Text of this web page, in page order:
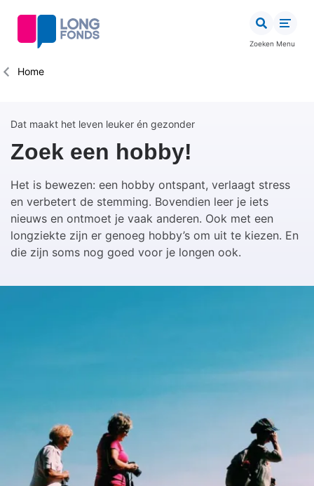
inhoud
Zoeken Menu
Kruimelpad
Home
Dat maakt het leven leuker én gezonder
Zoek een hobby!
Het is bewezen: een hobby ontspant, verlaagt stress
en verbetert de stemming. Bovendien leer je iets
nieuws en ontmoet je vaak anderen. Ook met een
longziekte zijn er genoeg hobby’s om uit te kiezen. En
die zijn soms nog goed voor je longen ook.